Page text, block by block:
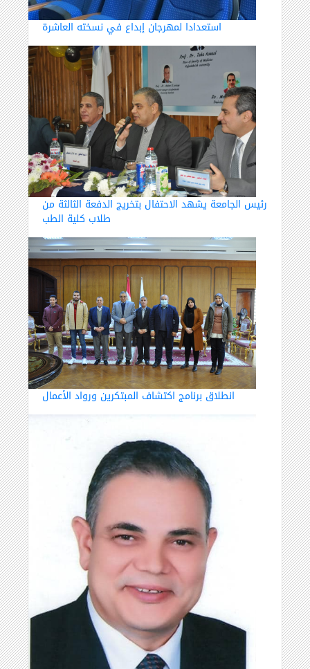
استعدادا لمهرجان إبداع في نسخته العاشرة
رئيس الجامعة يشهد الاحتفال بتخريج الدفعة الثالثة من
طلاب كلية الطب
انطلاق برنامج اكتشاف المبتكرين ورواد الأعمال